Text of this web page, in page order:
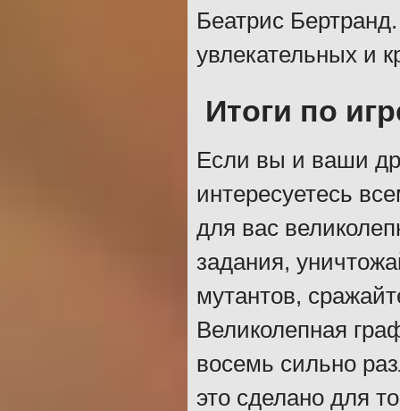
Беатрис
увлекательных и
Итоги по
Если вы и ваши
интересуетесь
для вас
задания,
мутантов,
Великолепная
восемь сильно
это сделано для